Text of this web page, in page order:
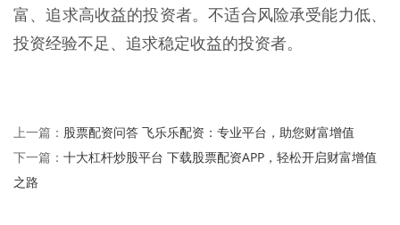
富、追求高收益的投资者。不适合风险承受能力低、
投资经验不足、追求稳定收益的投资者。
上一篇： 股票配资问答 飞乐乐配资：专业平台，助您财富增值
下一篇： 十大杠杆炒股平台 下载股票配资APP，轻松开启财富增值
之路